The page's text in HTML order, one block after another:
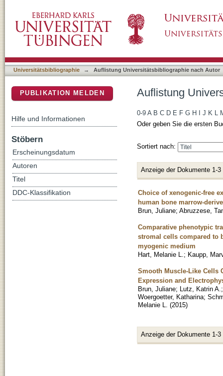
Universitätsbibliographie → Auflistung Universitätsbibliographie nach Autor
Auflistung
0-9 A B C D E F G H J K L
Oder geben Sie die ersten
Sortiert nach:
Anzeige der Dokumente 1-3
Choice of xenogenic-free
human bone marrow-
Brun, Juliane; Abruzzese,
Comparative phenotypic
stromal cells compared to
myogenic medium
Hart, Melanie L. ; Kaupp,
Smooth Muscle-Like Cells
Expression and
Brun, Juliane; Lutz, Katrin A.
Woergoetter, Katharina;
Melanie L.
(2015)
Anzeige der Dokumente 1-3
PUBLIKATION MELDEN
Hilfe und Informationen
Stöbern
Erscheinungsdatum
Autoren
Titel
DDC-Klassifikation